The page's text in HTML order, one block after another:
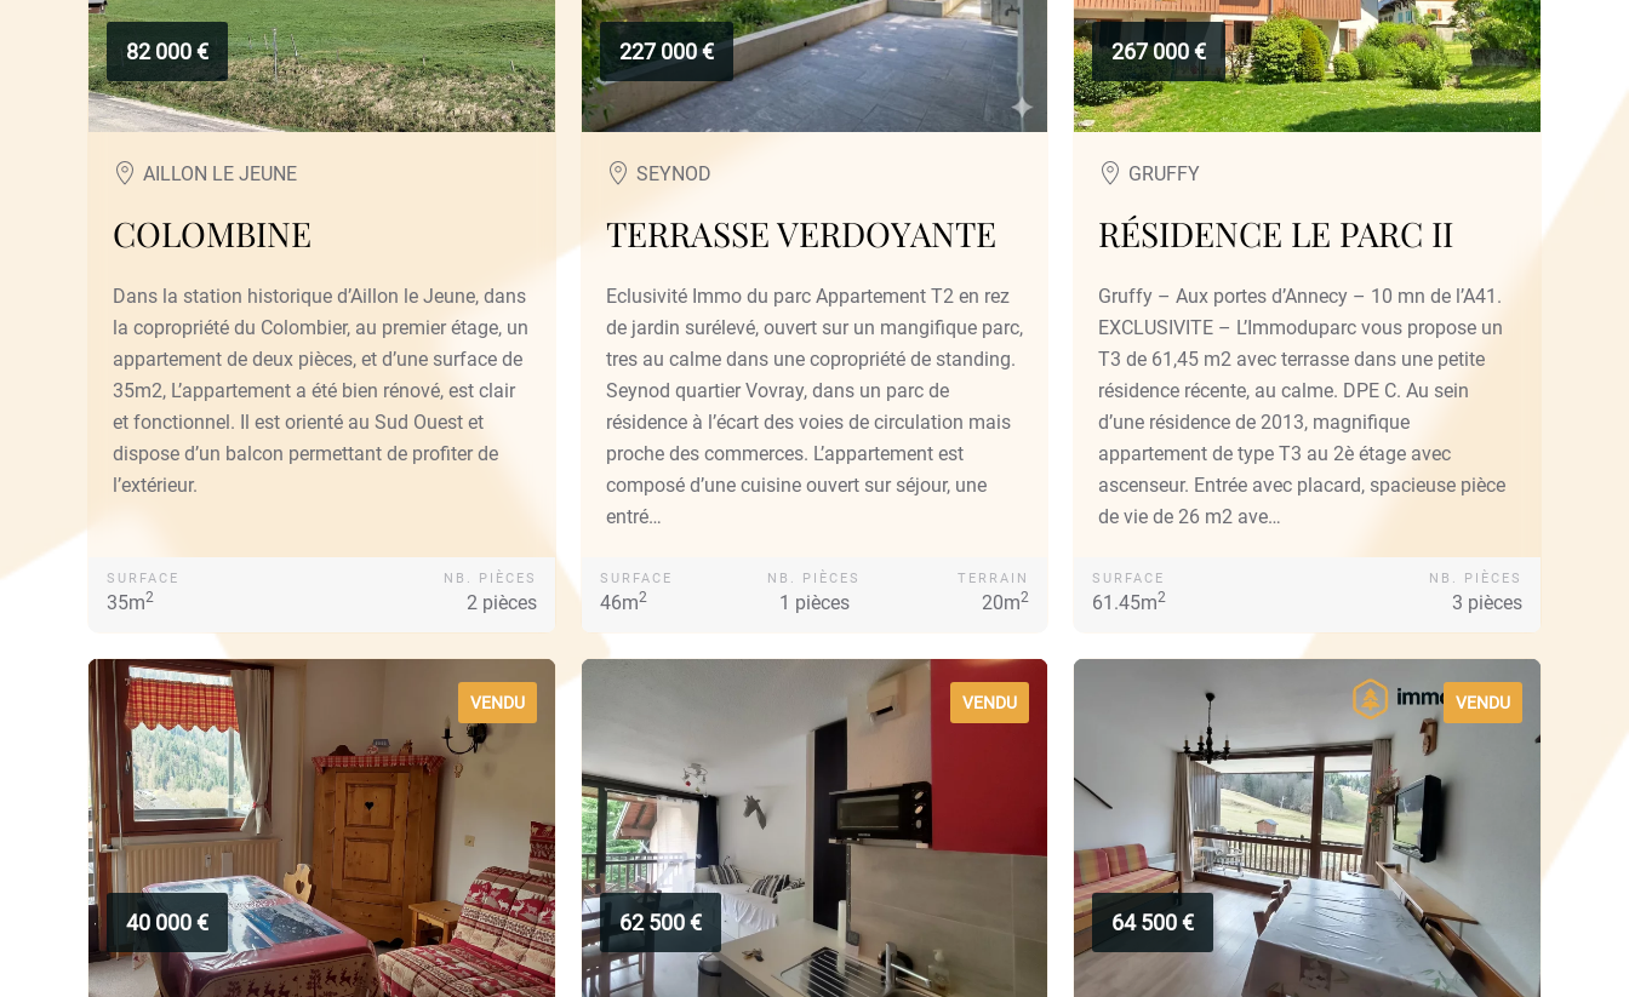
82 000 €
AILLON LE JEUNE
COLOMBINE
Dans la station historique d’Aillon le Jeune, dans
la copropriété du Colombier, au premier étage, un
appartement de deux pièces, et d’une surface de
35m2, L’appartement a été bien rénové, est clair
et fonctionnel. Il est orienté au Sud Ouest et
dispose d’un balcon permettant de profiter de
l’extérieur.
SURFACE
35m2
NB. PIÈCES
2 pièces
227 000 €
SEYNOD
TERRASSE VERDOYANTE
Eclusivité Immo du parc Appartement T2 en rez
de jardin surélevé, ouvert sur un mangifique parc,
tres au calme dans une copropriété de standing.
Seynod quartier Vovray, dans un parc de
résidence à l’écart des voies de circulation mais
proche des commerces. L’appartement est
composé d’une cuisine ouvert sur séjour, une
entré…
SURFACE
46m2
NB. PIÈCES
1 pièces
TERRAIN
20m2
267 000 €
GRUFFY
RÉSIDENCE LE PARC II
Gruffy – Aux portes d’Annecy – 10 mn de l’A41.
EXCLUSIVITE – L’Immoduparc vous propose un
T3 de 61,45 m2 avec terrasse dans une petite
résidence récente, au calme. DPE C. Au sein
d’une résidence de 2013, magnifique
appartement de type T3 au 2è étage avec
ascenseur. Entrée avec placard, spacieuse pièce
de vie de 26 m2 ave…
SURFACE
61.45m2
NB. PIÈCES
3 pièces
VENDU
40 000 €
VENDU
62 500 €
VENDU
64 500 €